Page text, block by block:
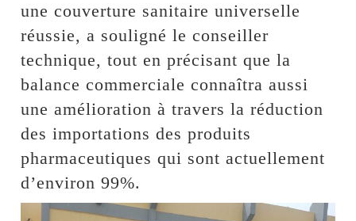
une couverture sanitaire universelle
réussie, a souligné le conseiller
technique, tout en précisant que la
balance commerciale connaîtra aussi
une amélioration à travers la réduction
des importations des produits
pharmaceutiques qui sont actuellement
d’environ 99%.